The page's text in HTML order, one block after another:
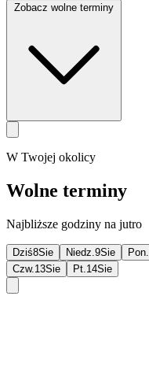
W Twojej okolicy
Wolne terminy
Najbliższe godziny na jutro
Dziś8Sie Niedz. 9Sie Pon.
Czw. 13Sie Pt. 14Sie